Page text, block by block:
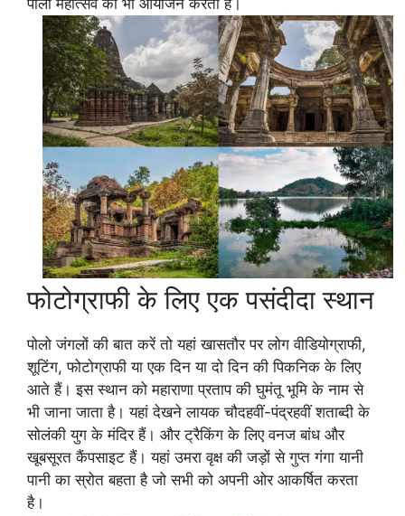
पोलो महोत्सव का भी आयोजन करती है।
फोटोग्राफी के लिए एक पसंदीदा स्थान
पोलो जंगलों की बात करें तो यहां खासतौर पर लोग वीडियोग्राफी,
शूटिंग, फोटोग्राफी या एक दिन या दो दिन की पिकनिक के लिए
आते हैं। इस स्थान को महाराणा प्रताप की घुमंतू भूमि के नाम से
भी जाना जाता है। यहां देखने लायक चौदहवीं-पंद्रहवीं शताब्दी के
सोलंकी युग के मंदिर हैं। और ट्रैकिंग के लिए वनज बांध और
खूबसूरत कैंपसाइट हैं। यहां उमरा वृक्ष की जड़ों से गुप्त गंगा यानी
पानी का स्रोत बहता है जो सभी को अपनी ओर आकर्षित करता
है।